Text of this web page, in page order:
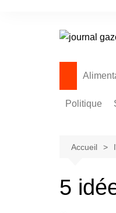
Politique
Accueil
5